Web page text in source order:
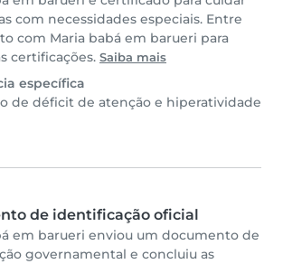
com necessidades especiais. Entre
com Maria babá em barueri para
certificações. Saiba mais
específica
de déficit de atenção e hiperatividade
de identificação oficial
em barueri enviou um documento de
governamental e concluiu as